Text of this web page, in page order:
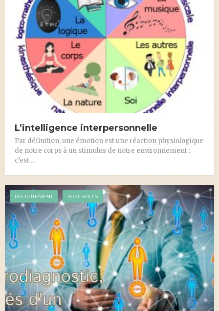
L’intelligence interpersonnelle
Par définition, une émotion est une réaction physiologique
de notre corps à un stimulus de notre environnement :
c’est …
RECRUTEMENT SOFT SKILLS